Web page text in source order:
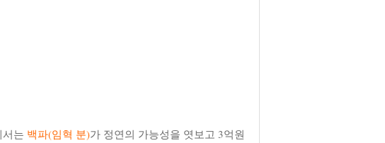
서는 백파(임혁 분)가 정연의 가능성을 엿보고 3억원